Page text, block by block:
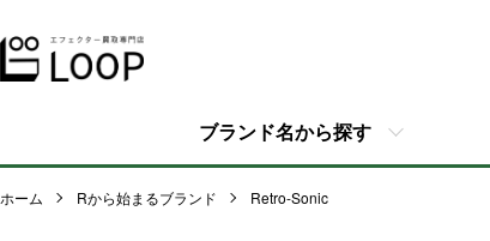
ブランド名から探す
ホーム Rから始まるブランド Retro-Sonic